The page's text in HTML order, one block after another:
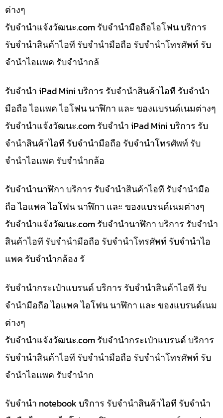
ต่างๆ
รับจํานําแจ้งวัฒนะ.com รับจำนำมือถือไอโฟน บริการ
รับจำนำสินค้าไอที รับจำนำมือถือ รับจำนำโทรศัพท์ รับ
จำนำไอแพค รับจำนำกล้
รับจำนำ iPad Mini บริการ รับจำนำสินค้าไอที รับจำนำ
มือถือ ไอแพค ไอโฟน นาฬิกา และ ของแบรนด์เนมต่างๆ
รับจํานําแจ้งวัฒนะ.com รับจำนำ iPad Mini บริการ รับ
จำนำสินค้าไอที รับจำนำมือถือ รับจำนำโทรศัพท์ รับ
จำนำไอแพค รับจำนำกล้อ
รับจำนำนาฬิกา บริการ รับจำนำสินค้าไอที รับจำนำมือ
ถือ ไอแพค ไอโฟน นาฬิกา และ ของแบรนด์เนมต่างๆ
รับจํานําแจ้งวัฒนะ.com รับจำนำนาฬิกา บริการ รับจำนำ
สินค้าไอที รับจำนำมือถือ รับจำนำโทรศัพท์ รับจำนำไอ
แพค รับจำนำกล้อง รั
รับจำนำกระเป๋าแบรนด์ บริการ รับจำนำสินค้าไอที รับ
จำนำมือถือ ไอแพค ไอโฟน นาฬิกา และ ของแบรนด์เนม
ต่างๆ
รับจํานําแจ้งวัฒนะ.com รับจำนำกระเป๋าแบรนด์ บริการ
รับจำนำสินค้าไอที รับจำนำมือถือ รับจำนำโทรศัพท์ รับ
จำนำไอแพค รับจำนำก
รับจำนำ notebook บริการ รับจำนำสินค้าไอที รับจำนำ